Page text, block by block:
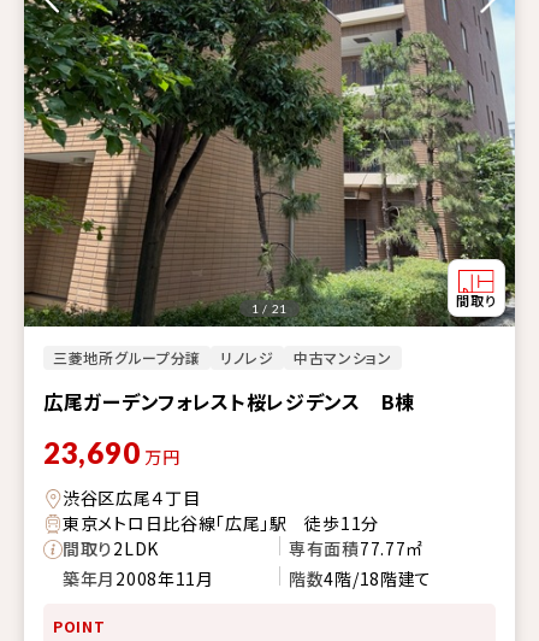
三菱地所グループ分譲 リノレジ 中古マンション
広尾ガーデンフォレスト桜レジデンス B棟
1 / 21
23,690 万円
渋谷区広尾４丁目
東京メトロ日比谷線「広尾」駅 徒歩11分
間取り2LDK 専有面積77.77㎡
築年月 2008年11月 階数4階/18階建て
POINT